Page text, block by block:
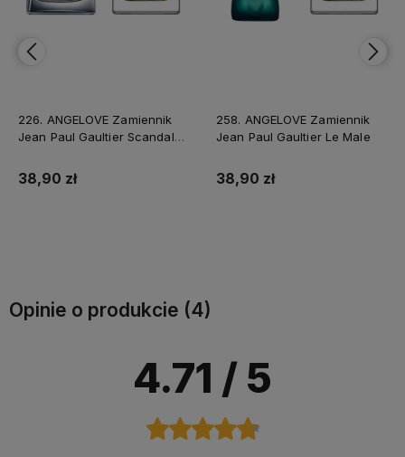
226. ANGELOVE Zamiennik
Jean Paul Gaultier Scandal
38,90 zł
258. ANGELOVE Zamiennik
Jean Paul Gaultier Le Male
38,90 zł
Opinie o produkcie (4)
4.71 / 5